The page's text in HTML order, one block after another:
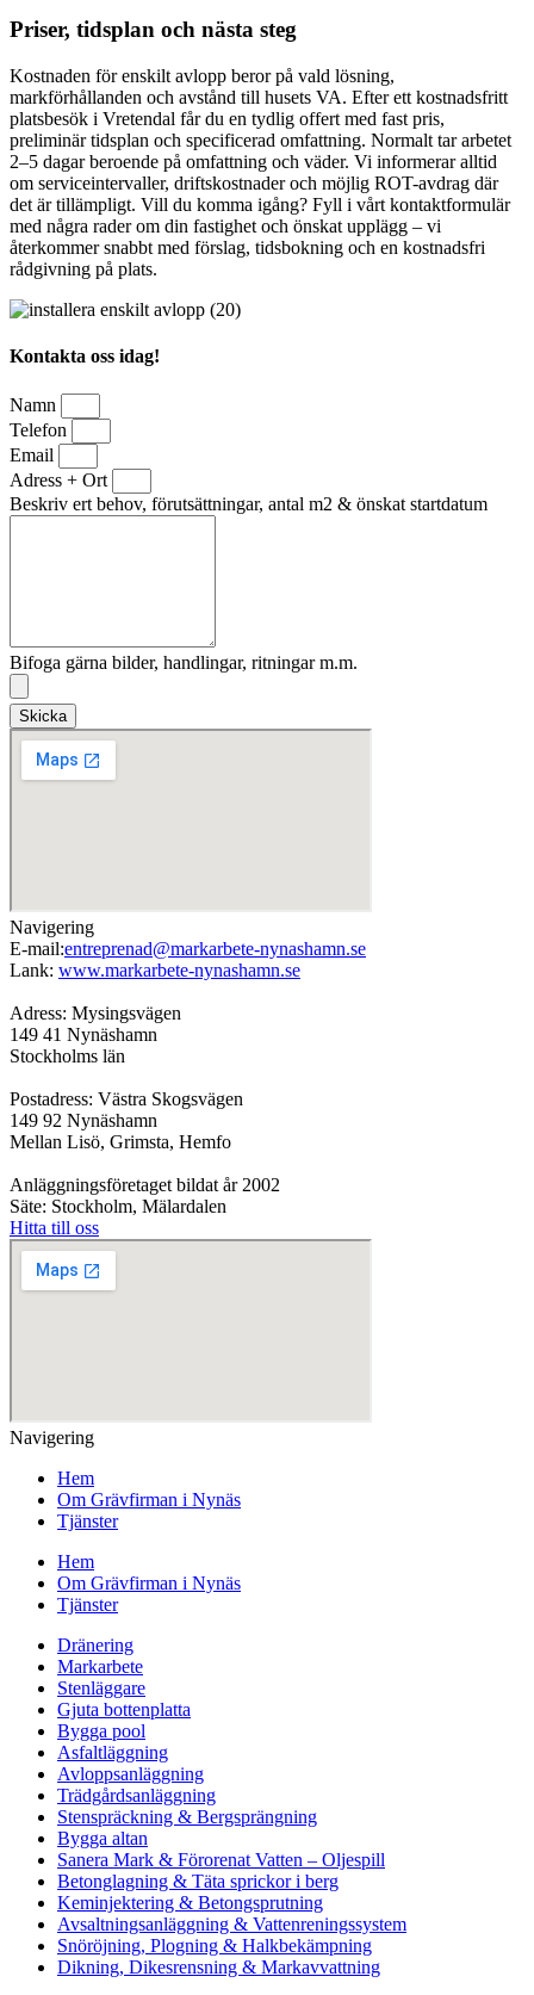
Priser, tidsplan och nästa steg
Kostnaden för enskilt avlopp beror på vald lösning,
markförhållanden och avstånd till husets VA. Efter ett kostnadsfritt
platsbesök i Vretendal får du en tydlig offert med fast pris,
preliminär tidsplan och specificerad omfattning. Normalt tar arbetet
2–5 dagar beroende på omfattning och väder. Vi informerar alltid
om serviceintervaller, driftskostnader och möjlig ROT-avdrag där
det är tillämpligt. Vill du komma igång? Fyll i vårt kontaktformulär
med några rader om din fastighet och önskat upplägg – vi
återkommer snabbt med förslag, tidsbokning och en kostnadsfri
rådgivning på plats.
Kontakta oss idag!
Namn
Telefon
Email
Adress + Ort
Beskriv ert behov, förutsättningar, antal m2 & önskat startdatum
Bifoga gärna bilder, handlingar, ritningar m.m.
Skicka
Navigering
E-mail:entreprenad@markarbete-nynashamn.se
Lank: www.markarbete-nynashamn.se
Adress: Mysingsvägen
149 41 Nynäshamn
Stockholms län
Postadress: Västra Skogsvägen
149 92 Nynäshamn
Mellan Lisö, Grimsta, Hemfo
Anläggningsföretaget bildat år 2002
Säte: Stockholm, Mälardalen
Hitta till oss
Navigering
Hem
Om Grävfirman i Nynäs
Tjänster
Hem
Om Grävfirman i Nynäs
Tjänster
Dränering
Markarbete
Stenläggare
Gjuta bottenplatta
Bygga pool
Asfaltläggning
Avloppsanläggning
Trädgårdsanläggning
Stenspräckning & Bergsprängning
Bygga altan
Sanera Mark & Förorenat Vatten – Oljespill
Betonglagning & Täta sprickor i berg
Keminjektering & Betongsprutning
Avsaltningsanläggning & Vattenreningssystem
Snöröjning, Plogning & Halkbekämpning
Dikning, Dikesrensning & Markavvattning